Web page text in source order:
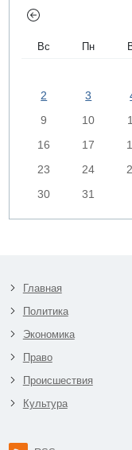
Вс Пн
2
3
9
10
16
17
23
24
30
31
Главная
Политика
Экономика
Право
Происшествия
Культура